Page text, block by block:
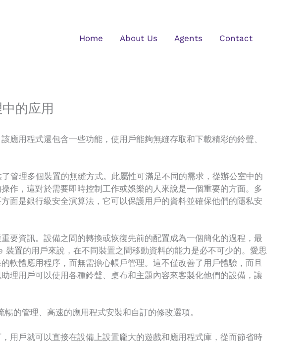
Home About Us Agents Contact
的应用
用程式還包含一些功能，使用戶能夠無縫存取和下載精彩的鈴聲、
管理多個裝置的無縫方式。此屬性可滿足不同的需求，從辦公室中的
作，這對於需要即時控制工作或娛樂的人來說是一個重要的方面。多
面是銀行級安全演算法，它可以保護用戶的資料並確保他們的隱私安
要資訊。設備之間的轉換或恢復先前的配置成為一個簡化的過程，最
置的用戶來說，在不同裝置之間移動資料的能力是必不可少的。愛思
軟體應用程序，而無需擔心帳戶管理。這不僅改善了用戶體驗，而且
理用戶可以使用各種鈴聲、桌布和主題內容來客製化他們的設備，讓
的管理、高速的應用程式安裝和自訂的修改選項。
用戶就可以直接在設備上設置龐大的遊戲和應用程式庫，從而節省時